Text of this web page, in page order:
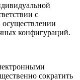
с
конфигураций.
сократить